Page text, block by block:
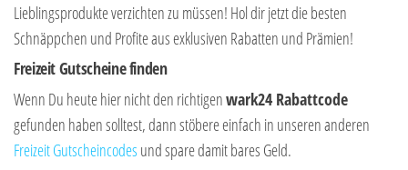
Lieblingsprodukte verzichten zu müssen! Hol dir jetzt die besten
Schnäppchen und Profite aus exklusiven Rabatten und Prämien!
Freizeit Gutscheine finden
Wenn Du heute hier nicht den richtigenwark24 Rabattcode
gefunden haben solltest, dann stöbere einfach in unseren anderen
Freizeit Gutscheincodes und spare damit bares Geld.